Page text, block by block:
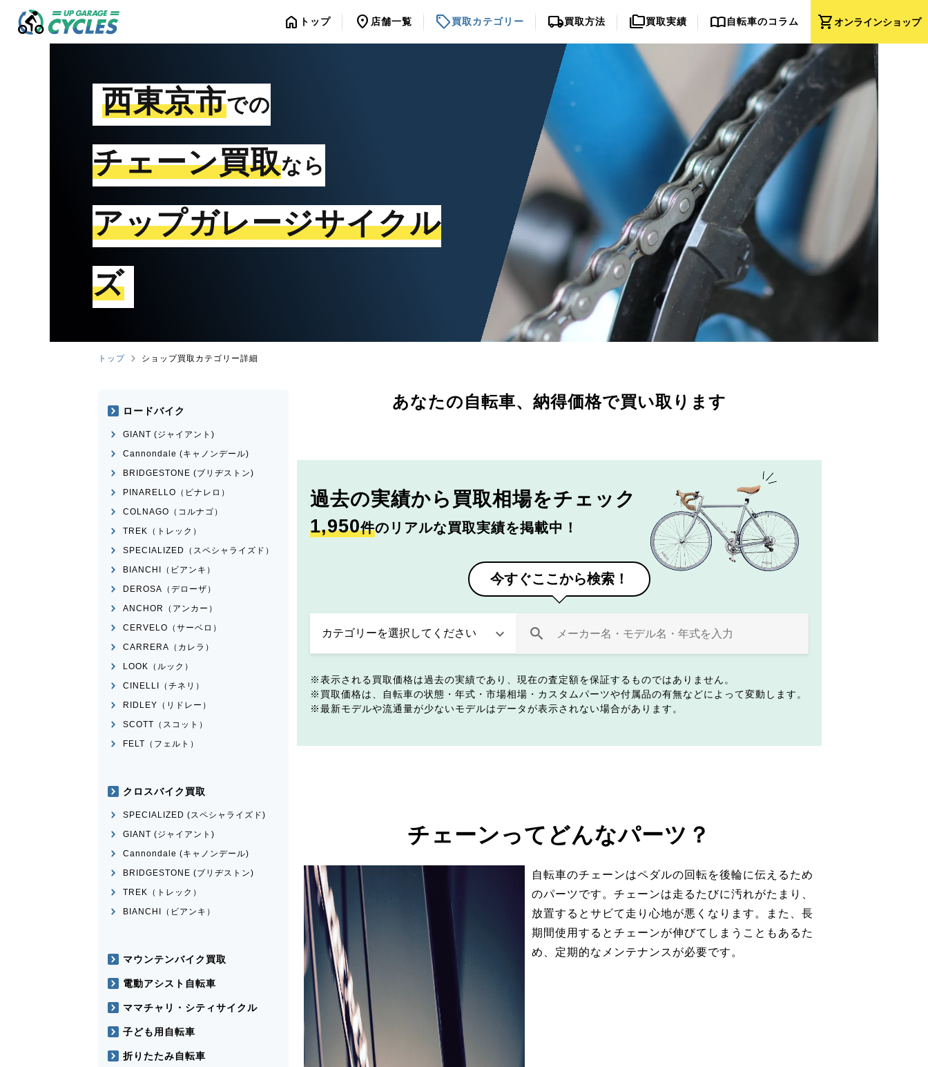
shopping_cartオンラインショップ
home トップ location_on 店舗一覧 sell買取カテゴリー local_shipping買取方法 folder_copy買取実績 import_contacts自転車のコラム
西東京市での
チェーン買取なら
アップガレージサイクル
ズ
トップ ショップ買取カテゴリー詳細
あなたの自転車、 納得価格で買い取ります
過去の実績から 買取相場をチェック
1,950件のリアルな買取実績を掲載中！
今すぐここから検索！
表示される買取価格は過去の実績であり、現在の査定額を保証するものではありません。
買取価格は、自転車の状態・年式・市場相場・カスタムパーツや付属品の有無などによって変動します。
最新モデルや流通量が少ないモデルはデータが表示されない場合があります。
チェーンってどんなパーツ？
自転車のチェーンはペダルの回転を後輪に伝えるため
のパーツです。チェーンは走るたびに汚れがたまり、
放置するとサビて走り心地が悪くなります。また、長
期間使用するとチェーンが伸びてしまうこともあるた
め、定期的なメンテナンスが必要です。
ロードバイク
GIANT (ジャイアント)
Cannondale (キャノンデール)
BRIDGESTONE (ブリヂストン)
PINARELLO（ピナレロ）
COLNAGO（コルナゴ）
TREK（トレック）
SPECIALIZED（スペシャライズド）
BIANCHI（ビアンキ）
DEROSA（デローザ）
ANCHOR（アンカー）
CERVELO（サーベロ）
CARRERA（カレラ）
LOOK（ルック）
CINELLI（チネリ）
RIDLEY（リドレー）
SCOTT（スコット）
FELT（フェルト）
クロスバイク買取
SPECIALIZED (スペシャライズド)
GIANT (ジャイアント)
Cannondale (キャノンデール)
BRIDGESTONE (ブリヂストン)
TREK（トレック）
BIANCHI（ビアンキ）
マウンテンバイク買取
電動アシスト自転車
ママチャリ・シティサイクル
子ども用自転車
折りたたみ自転車